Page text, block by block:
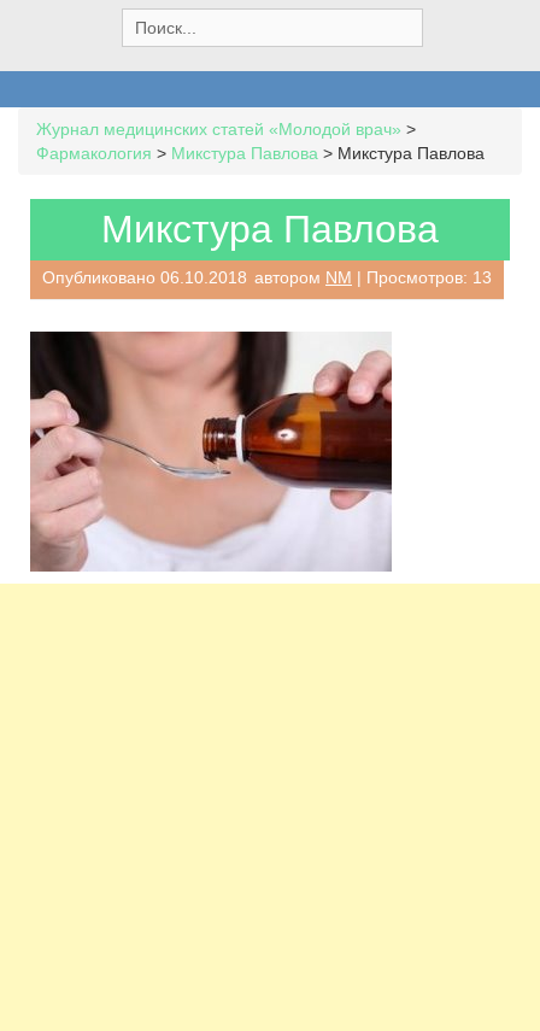
e
a
h
f
r
:
Журнал медицинских статей «Молодой врач» >
Фармакология > Микстура Павлова > Микстура Павлова
Микстура Павлова
Опубликовано 06.10.2018 автором NM | Просмотров: 13